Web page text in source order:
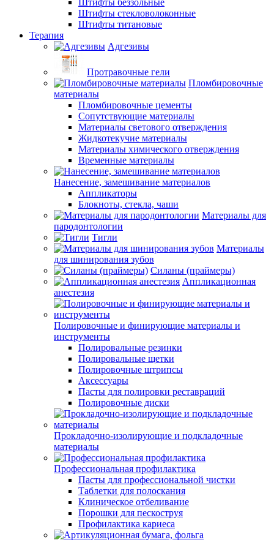
Штифты беззольные
Штифты стекловолоконные
Штифты титановые
Терапия
Адгезивы
Протравочные гели
Пломбировочные
материалы
Пломбировочные цементы
Сопутствующие материалы
Материалы светового отверждения
Жидкотекучие материалы
Материалы химического отверждения
Временные материалы
Нанесение, замешивание материалов
Аппликаторы
Блокноты, стекла, чаши
Материалы для
пародонтологии
Тигли
Материалы
для шинирования зубов
Силаны (праймеры)
Аппликационная
анестезия
Полировочные и финирующие материалы и
инструменты
Полировальные резинки
Полировальные щетки
Полировочные штрипсы
Аксессуары
Пасты для полировки реставраций
Полировочные диски
Прокладочно-изолирующие и подкладочные
материалы
Профессиональная профилактика
Пасты для профессиональной чистки
Таблетки для полоскания
Клиническое отбеливание
Порошки для пескоструя
Профилактика кариеса